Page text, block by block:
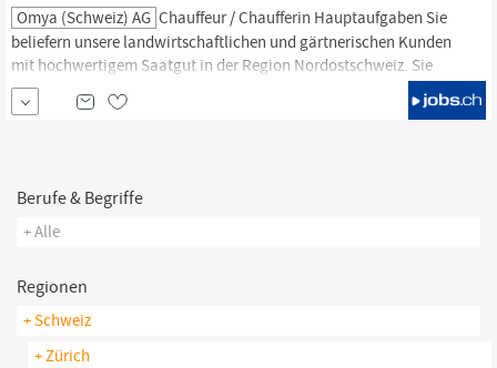
Omya (Schweiz) AG Chauffeur / Chaufferin Hauptaufgaben Sie
beliefern unsere landwirtschaftlichen und gärtnerischen Kunden
mit hochwertigem Saatgut in der Region Nordostschweiz. Sie
arbeiten zuverlässig und verantwortungsbewusst in einem
kleinen, kollegialen Team mit festen Touren und überwiegend im
Berufe & Begriffe
+ Alle
Regionen
+ Schweiz
+ Zürich